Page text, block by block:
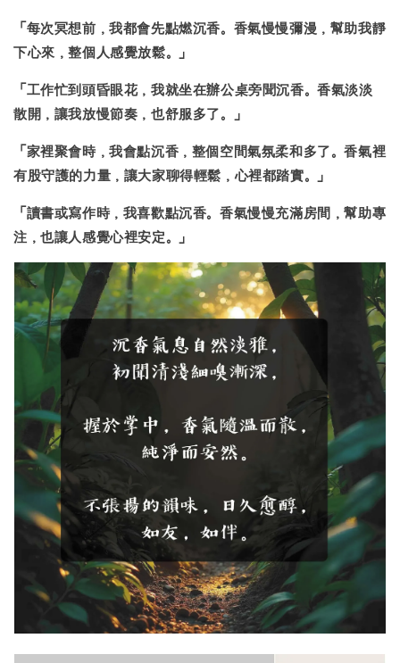
「每次冥想前，我都會先點燃沉香。 香氣慢慢彌漫，幫助我靜
下心來 ，整個人感覺放鬆。」
「工作忙到頭昏眼花，我就坐在辦公桌旁聞沉香。香氣淡淡
散開，讓我放慢節奏 ，也舒服多了。」
「家裡聚會時，我會點沉香，整個空間氣氛柔和多了。香氣裡
有股守護的力量 ，讓大家聊得輕鬆，心裡都踏實。」
「讀書或寫作時，我喜歡點沉香。香氣慢慢充滿房間，幫助專
注，也讓人感覺心裡安定。
」